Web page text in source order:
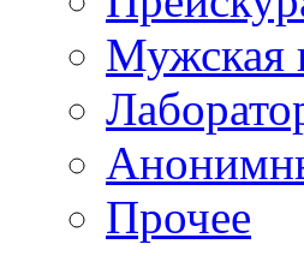
Мужская
Прочее